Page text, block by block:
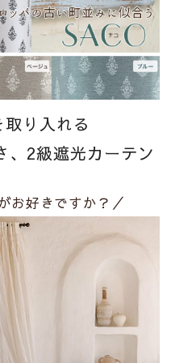
り入れる
、2級遮光カーテン
お好きですか？／